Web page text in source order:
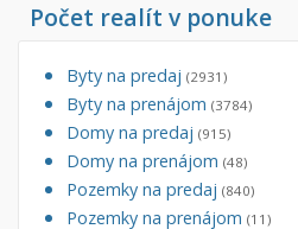
Počet realít v ponuke
Byty na predaj (2931)
Byty na prenájom (3784)
Domy na predaj (915)
Domy na prenájom (48)
Pozemky na predaj (840)
Pozemky na prenájom (11)